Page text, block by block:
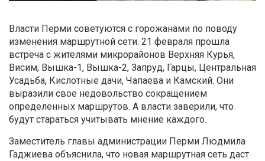
Власти Перми советуются с горожанами по поводу
изменения маршрутной сети. 21 февраля прошла
встреча с жителями микрорайонов Верхняя Курья,
Висим, Вышка-1, Вышка-2, Запруд, Гарцы, Центральная
Усадьба, Кислотные дачи, Чапаева и Камский. Они
выразили свое недовольство сокращением
определенных маршрутов. А власти заверили, что
будут стараться учитывать мнение каждого.
Заместитель главы администрации Перми Людмила
Гаджиева объяснила, что новая маршрутная сеть даст